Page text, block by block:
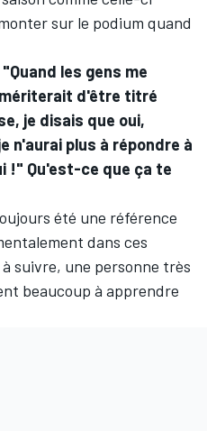
sur le podium quand
les gens me
d'être titré
je disais que oui,
n'aurai plus à répondre à
!" Qu'est-ce que ça te
été une référence
dans ces
suivre, une personne très
beaucoup à apprendre